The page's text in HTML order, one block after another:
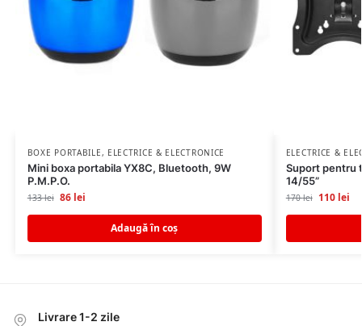
BOXE PORTABILE, ELECTRICE & ELECTRONICE
Mini boxa portabila YX8C, Bluetooth, 9W
P.M.P.O.
133lei 86 lei
Adaugă în coș
ELECTRICE &
Suport pentru
14/55”
170lei 110 lei
Livrare 1-2 zile